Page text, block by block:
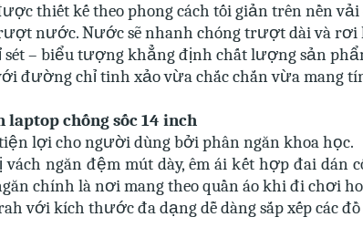
thiết kế theo phong cách tối giản trên nền
nước. Nước sẽ nhanh chóng trượt dài và rơi
sét – biểu tượng khẳng định chất lượng sản
đường chỉ tinh xảo vừa chắc chắn vừa mang
chống sốc 14 inch
lợi cho người dùng bởi phân ngăn khoa học.
ngăn đệm mút dày, êm ái kết hợp đai dán
chính là nơi mang theo quần áo khi đi chơi
với kích thước đa dạng dễ dàng sắp xếp các